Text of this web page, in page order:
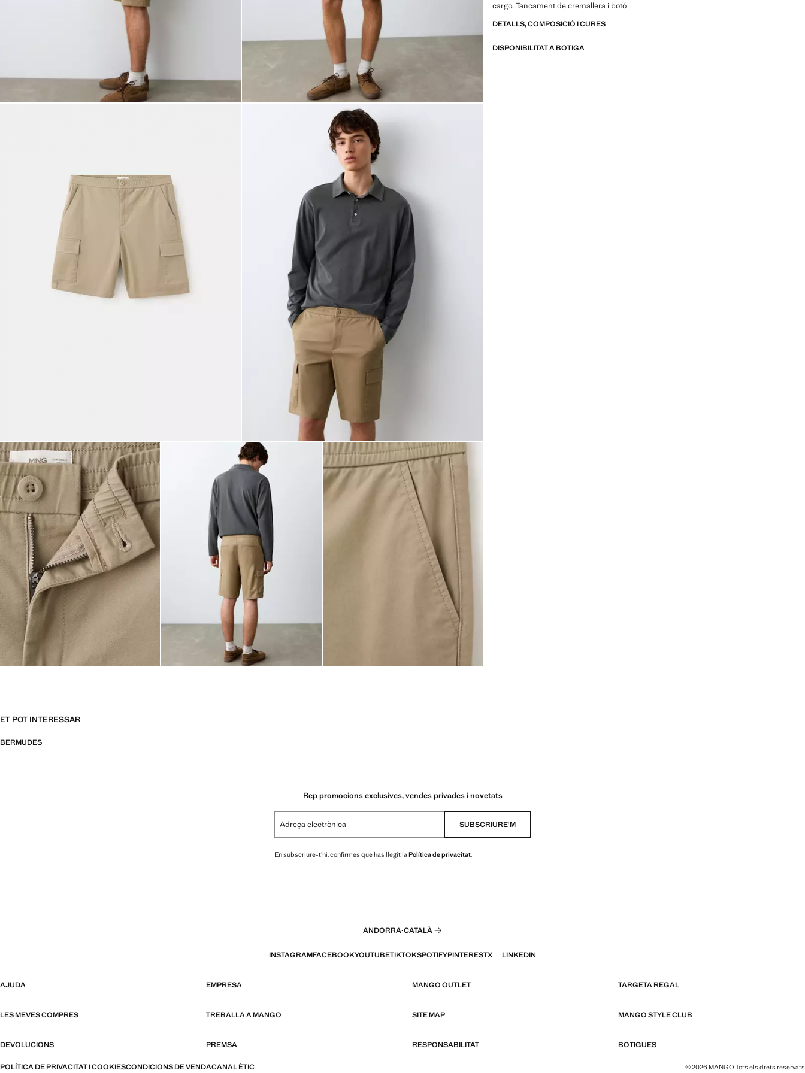
cargo. Tancament de cremallera i botó
DETALLS, COMPOSICIÓ I CURES
DISPONIBILITAT A BOTIGA
ET POT INTERESSAR
BERMUDES
Rep promocions exclusives, vendes privades i novetats
Adreça electrònica SUBSCRIURE'M
En subscriure-t'hi, confirmes que has llegit laPolítica de privacitat.
ANDORRA·CATALÀ
INSTAGRAMFACEBOOKYOUTUBETIKTOKSPOTIFYPINTERESTX LINKEDIN
AJUDA EMPRESA MANGO OUTLET TARGETA REGAL
LES MEVES COMPRES TREBALLA A MANGO SITE MAP MANGO STYLE CLUB
DEVOLUCIONS PREMSA RESPONSABILITAT BOTIGUES
POLÍTICA DE PRIVACITAT I COOKIESCONDICIONS DE VENDACANAL ÈTIC © 2026 MANGO Tots els drets reservats